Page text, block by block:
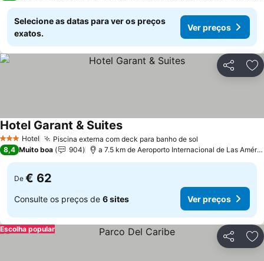
Selecione as datas para ver os preços
exatos.
Ver preços
Partilhar
3 EstrelasHotel Piscina externa com deck para banho de sol
Hotel Garant & Suites
8,4 Muito boa 904 a 7.5 km de Aeroporto Internacional de Las Américas
De € 62
Consulte os preços de 6 sites Ver preços
Partilhar
Escolha popular